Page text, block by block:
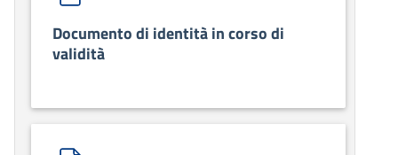
Documento di identità in corso di
validità